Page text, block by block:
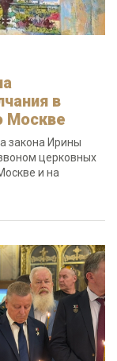
в
Москве
закона Ирины
церковных
и на